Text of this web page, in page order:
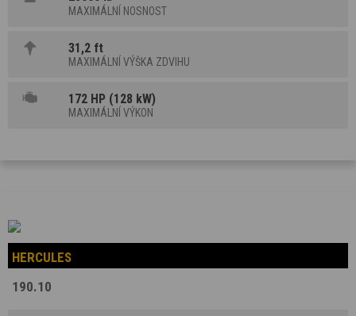
MAXIMÁLNÍ NOSNOST
31,2 ft
MAXIMÁLNÍ VÝŠKA ZDVIHU
172 HP (128 kW)
MAXIMÁLNÍ VÝKON
HERCULES
190.10